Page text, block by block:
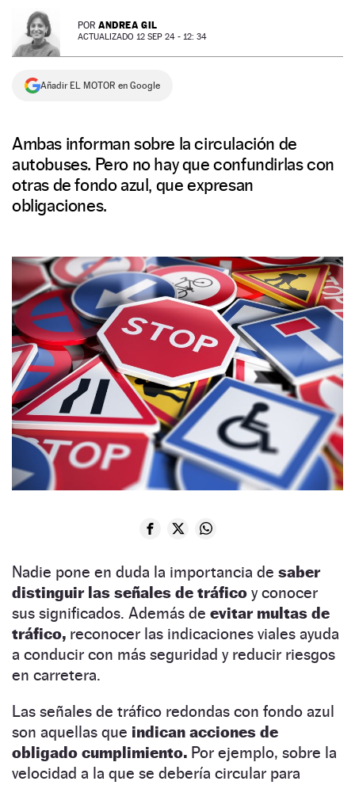
NEWSLETTER POR ANDREA GIL
ACTUALIZADO 12 SEP 24 - 12: 34
Añadir EL MOTOR en Google
Ambas informan sobre la circulación de
autobuses. Pero no hay que confundirlas con
otras de fondo azul, que expresan
obligaciones.
Nadie pone en duda la importancia de saber
distinguir las señales de tráfico y conocer
sus significados. Además de evitar multas de
tráfico, reconocer las indicaciones viales ayuda
a conducir con más seguridad y reducir riesgos
en carretera.
Las señales de tráfico redondas con fondo azul
son aquellas que indican acciones de
obligado cumplimiento. Por ejemplo, sobre la
velocidad a la que se debería circular para